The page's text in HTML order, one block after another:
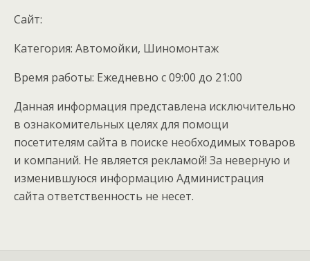
Cайт:
Категория: Автомойки, Шиномонтаж
Время работы: Ежедневно с 09:00 до 21:00
Данная информация представлена исключительно
в ознакомительных целях для помощи
посетителям сайта в поиске необходимых товаров
и компаний. Не является рекламой! За неверную и
изменившуюся информацию Администрация
сайта ответственность не несет.